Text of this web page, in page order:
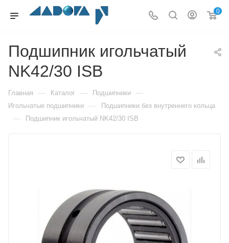
0
Подшипник игольчатый
NK42/30 ISB
Главная — Каталог — Подшипники —
Игольчатые подшипники — Подшипники без внутреннего кольца
— Подшипник игольчатый NK42/30 ISB